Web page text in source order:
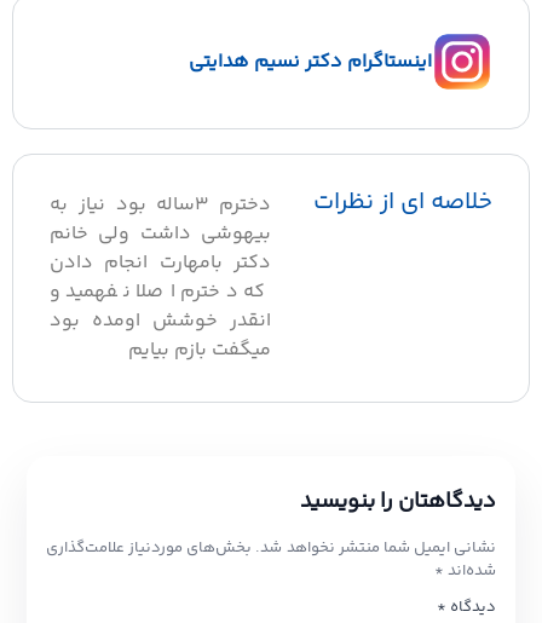
اینستاگرام دکتر نسیم هدایتی
خلاصه ای از نظرات
دخترم ۳ساله بود نیاز به
بیهوشی داشت ولی خانم
دکتر بامهارت انجام دادن
که دخترم اصلا نفهمید و
انقدر خوشش اومده بود
میگفت بازم بیایم
دیدگاهتان را بنویسید
نشانی ایمیل شما منتشر نخواهد شد. بخش‌های موردنیاز علامت‌گذاری
شده‌اند*
دیدگاه*